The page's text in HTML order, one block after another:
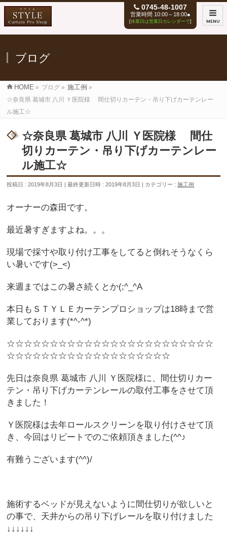
0745-48-1007
営業時間 10:00～18:00●
[休業日は営業日カレンダーで] MENU
ブログ
HOME » ブログ » 施工例 »
☆奈良県 葛城市 八川 Ｙ医院様 間仕切りカーテン・吊り下げカーテンレー
ル施工☆
☆奈良県 葛城市 八川 Ｙ医院様 間仕
切りカーテン・吊り下げカーテンレー
ル施工☆
投稿日 : 2019年8月3日 最終更新日時 : 2019年8月3日 カテゴリー :施工例
オーナーの森田です。
最近暑すぎますよね。。。
現場で採寸や取り付け工事をしてると倒れそうなくら
い暑いです(>_<)
来週まではこの暑さ続くとか(;^_^A
本日もＳＴＹＬＥカーテンプロショップは18時まで営
業しております(*^-^*)
☆☆☆☆☆☆☆☆☆☆☆☆☆☆☆☆☆☆☆☆☆☆☆☆
☆☆☆☆☆☆☆☆☆☆☆☆☆☆☆☆☆☆☆
先日は奈良県 葛城市 八川 Ｙ医院様に、間仕切りカー
テン・吊り下げカーテンレールの取付工事をさせて頂
きました！
Ｙ医院様は去年ロールスクリーンを取り付けさせて頂
き、今回はリピートでのご依頼頂きました(^^♪
有難うございます(^^)/
施術するベッドが見えないように間仕切りが欲しいと
の事で、天井からの吊り下げレールを取り付けました
↓↓↓↓↓↓